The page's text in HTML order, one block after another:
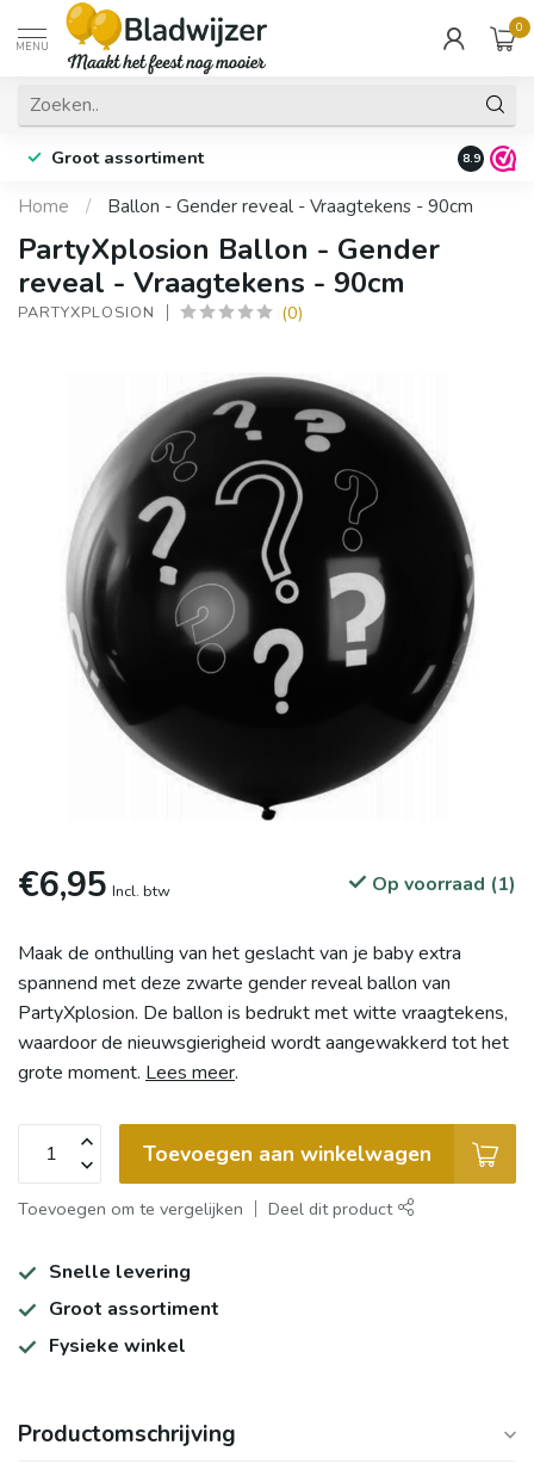
MENU
0
Groot assortiment Fysieke
8.9
Home / Ballon - Gender reveal - Vraagtekens - 90cm
PartyXplosion Ballon - Gender
reveal - Vraagtekens - 90cm
PARTYXPLOSION (0)
€6,95 Incl. btw Op voorraad (1)
Maak de onthulling van het geslacht van je baby extra
spannend met deze zwarte gender reveal ballon van
PartyXplosion. De ballon is bedrukt met witte vraagtekens,
waardoor de nieuwsgierigheid wordt aangewakkerd tot het
grote moment. Lees meer.
Toevoegen aan winkelwagen
Toevoegen om te vergelijken Deel dit product
Snelle levering
Groot assortiment
Fysieke winkel
Productomschrijving